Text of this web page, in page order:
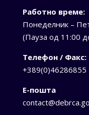
Работно време:
Понеделник –
(Пауза од 11:00
Телефон / Факс:
+389(0)46286855
Е-пошта